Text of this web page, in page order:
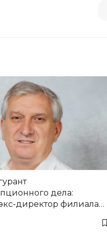
дела:
директор филиала